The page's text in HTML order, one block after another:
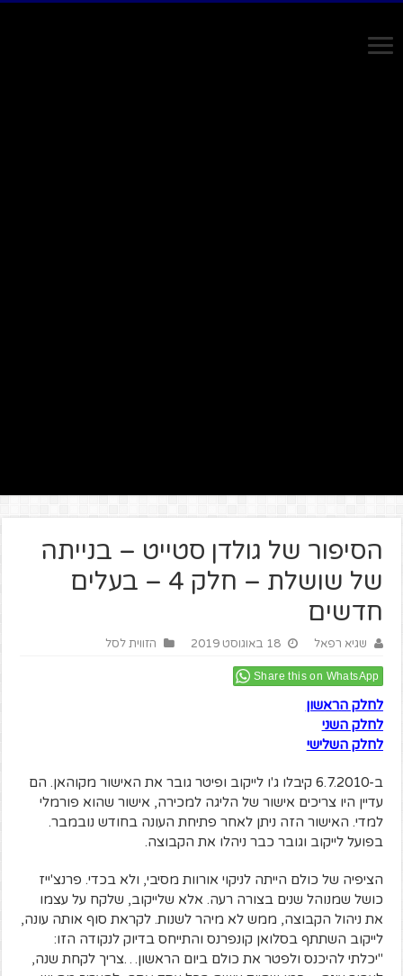
הסיפור של גולדן סטייט – בנייתה
של שושלת – חלק 4 – בעלים
חדשים
שגיא רפאל 18 באוגוסט 2019 הזווית לסל
Share this on WhatsApp
לחלק הראשון
לחלק השני
לחלק השלישי
ב-6.7.2010 קיבלו ג'ו לייקוב ופיטר גובר את האישור מקוהאן. הם
עדיין היו צריכים אישור של הליגה למכירה, אישור שהוא פורמלי
למדי. האישור הזה ניתן לאחר פתיחת העונה בחודש נובמבר.
בפועל לייקוב וגובר כבר ניהלו את הקבוצה.
הציפיה של כולם הייתה לניקוי אורוות מסיבי, ולא בכדי. פרנצ'ייז
כושל שמנוהל שנים בצורה רעה. אלא שלייקוב, שלקח על עצמו
את ניהול הקבוצה, ממש לא מיהר לשנות. לקראת סוף אותה עונה,
לייקוב השתתף בסלואן קונפרנס והתייחס בדיוק לנקודה הזו:
"יכלתי להיכנס ולפטר את כולם ביום הראשון…צריך לקחת שנה,